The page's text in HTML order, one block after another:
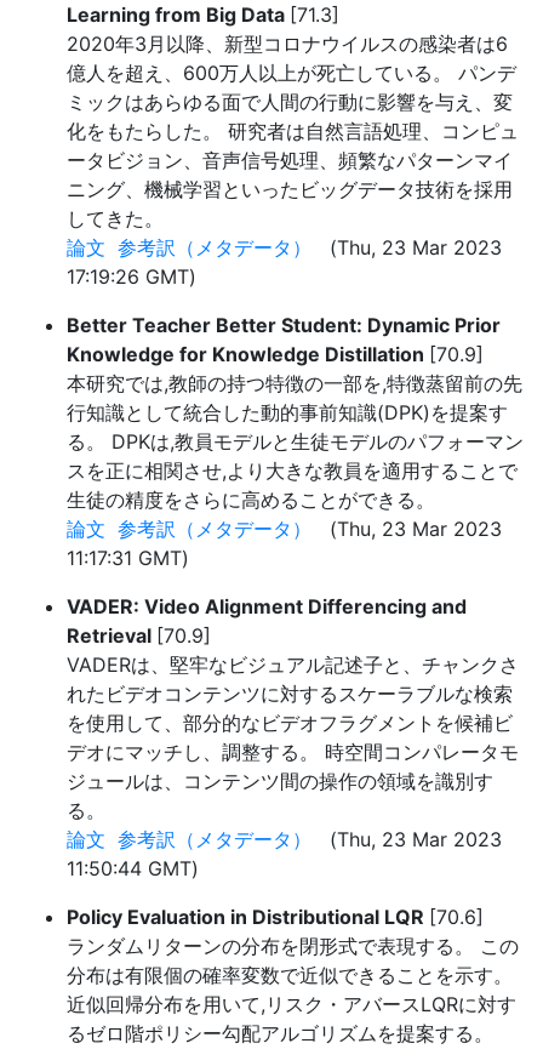
Learning from Big Data [71.3]
2020年3月以降、新型コロナウイルスの感染者は6
億人を超え、600万人以上が死亡している。 パンデ
ミックはあらゆる面で人間の行動に影響を与え、変
化をもたらした。 研究者は自然言語処理、コンピュ
ータビジョン、音声信号処理、頻繁なパターンマイ
ニング、機械学習といったビッグデータ技術を採用
してきた。
論文 参考訳（メタデータ）
(Thu, 23 Mar 2023
17:19:26 GMT)
Better Teacher Better Student: Dynamic Prior
Knowledge for Knowledge Distillation [70.9]
本研究では,教師の持つ特徴の一部を,特徴蒸留前の先
行知識として統合した動的事前知識(DPK)を提案す
る。 DPKは,教員モデルと生徒モデルのパフォーマン
スを正に相関させ,より大きな教員を適用することで
生徒の精度をさらに高めることができる。
論文 参考訳（メタデータ）
(Thu, 23 Mar 2023
11:17:31 GMT)
VADER: Video Alignment Differencing and
Retrieval [70.9]
VADERは、堅牢なビジュアル記述子と、チャンクさ
れたビデオコンテンツに対するスケーラブルな検索
を使用して、部分的なビデオフラグメントを候補ビ
デオにマッチし、調整する。 時空間コンパレータモ
ジュールは、コンテンツ間の操作の領域を識別す
る。
論文 参考訳（メタデータ）
(Thu, 23 Mar 2023
11:50:44 GMT)
Policy Evaluation in Distributional LQR [70.6]
ランダムリターンの分布を閉形式で表現する。 この
分布は有限個の確率変数で近似できることを示す。
近似回帰分布を用いて,リスク・アバースLQRに対す
るゼロ階ポリシー勾配アルゴリズムを提案する。